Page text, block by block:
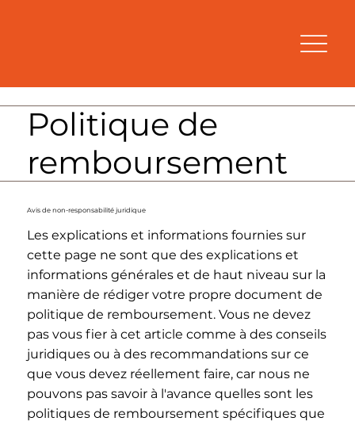
Politique de
remboursement
Avis de non-responsabilité juridique
Les explications et informations fournies sur
cette page ne sont que des explications et
informations générales et de haut niveau sur la
manière de rédiger votre propre document de
politique de remboursement. Vous ne devez
pas vous fier à cet article comme à des conseils
juridiques ou à des recommandations sur ce
que vous devez réellement faire, car nous ne
pouvons pas savoir à l'avance quelles sont les
politiques de remboursement spécifiques que